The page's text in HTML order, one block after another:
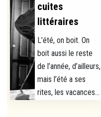
cuites
littéraires
L’été, on boit. On
boit aussi le reste
de l’année, d’ailleurs,
mais l’été a ses
rites, les vacances...